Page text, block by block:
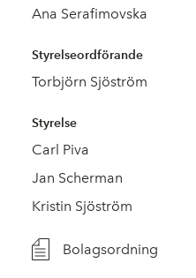
Ana Serafimovska
Styrelseordförande
Torbjörn Sjöström
Styrelse
Carl Piva
Jan Scherman
Kristin Sjöström
Bolagsordning